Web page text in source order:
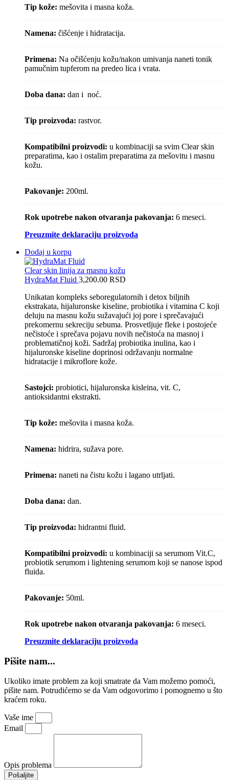
Tip kože: mešovita i masna koža.
Namena: čišćenje i hidratacija.
Primena: Na očišćenju kožu/nakon umivanja naneti tonik
pamučnim tupferom na predeo lica i vrata.
Doba dana: dan i noć.
Tip proizvoda: rastvor.
Kompatibilni proizvodi: u kombinaciji sa svim Clear skin
preparatima, kao i ostalim preparatima za mešovitu i masnu
kožu.
Pakovanje: 200ml.
Rok upotrebe nakon otvaranja pakovanja: 6 meseci.
Preuzmite deklaraciju proizvoda
Dodaj u korpu
Clear skin linija za masnu kožu
HydraMat Fluid 3,200.00 RSD
Unikatan kompleks seboregulatornih i detox biljnih
ekstrakata, hijaluronske kiseline, probiotika i vitamina C koji
deluju na masnu kožu sužavajući joj pore i sprečavajući
prekomernu sekreciju sebuma. Prosvetljuje fleke i postojeće
nečistoće i sprečava pojavu novih nečistoća na masnoj i
problematičnoj koži. Sadržaj probiotika inulina, kao i
hijaluronske kiseline doprinosi održavanju normalne
hidratacije i mikroflore kože.
Sastojci: probiotici, hijaluronska kisleina, vit. C,
antioksidantni ekstrakti.
Tip kože: mešovita i masna koža.
Namena: hidrira, sužava pore.
Primena: naneti na čistu kožu i lagano utrljati.
Doba dana: dan.
Tip proizvoda: hidrantni fluid.
Kompatibilni proizvodi: u kombinaciji sa serumom Vit.C,
probiotik serumom i lightening serumom koji se nanose ispod
fluida.
Pakovanje: 50ml.
Rok upotrebe nakon otvaranja pakovanja: 6 meseci.
Preuzmite deklaraciju proizvoda
Pišite nam...
Ukoliko imate problem za koji smatrate da Vam možemo pomoći,
pišite nam. Potrudićemo se da Vam odgovorimo i pomognemo u što
kraćem roku.
Vaše ime
Email
Opis problema
Pošaljite